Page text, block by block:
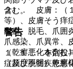
含む。
警告
１．１． 本剤投
症及び脱髄疾患悪
２）． 皮膚：（
等）、皮膚そう痒
白癬、脱毛、爪囲
爪感染、爪異常、
（乾癬悪化を含む
（頻度不明）乾癬